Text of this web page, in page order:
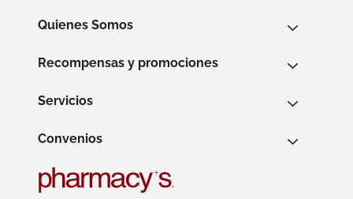
Quienes Somos
Recompensas y promociones
Servicios
Convenios